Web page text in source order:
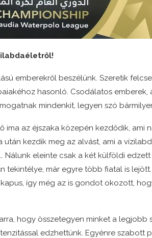
emberekről beszélünk. Szeretik
hasonló. Csodálatos emberek,
mindenkit, legyen szó
ima az éjszaka közepén kezdődik, ami
után kezdik meg az alvást, ami a
Nálunk eleinte csak a két külföldi
tekintélye, már egyre több fiatal is
így még az is gondot okozott,
hogy összetegyen minket a legjobb
edzhettünk. Egyénre szabott